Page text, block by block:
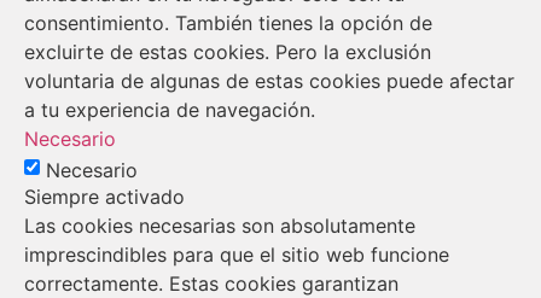
consentimiento. También tienes la opción de
excluirte de estas cookies. Pero la exclusión
voluntaria de algunas de estas cookies puede afectar
a tu experiencia de navegación.
Necesario
Necesario
Siempre activado
Las cookies necesarias son absolutamente
imprescindibles para que el sitio web funcione
correctamente. Estas cookies garantizan